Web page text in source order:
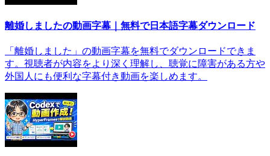
離婚しましたの動画字幕｜無料で日本語字幕ダウンロード
「離婚しました」の動画字幕を無料でダウンロードできま
す。視聴者が内容をより深く理解し、聴覚に障害がある方や
外国人にも便利な字幕付き動画を楽しめます。